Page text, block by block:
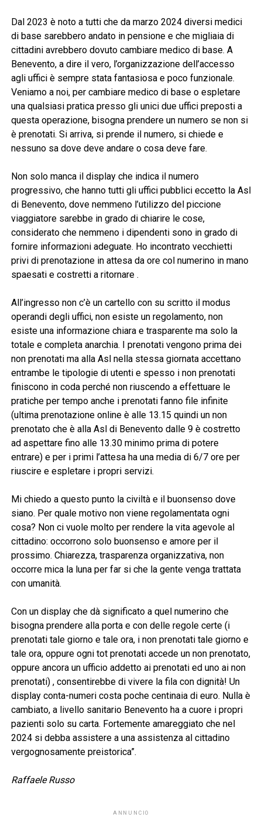
Dal 2023 è noto a tutti che da marzo 2024 diversi medici
di base sarebbero andato in pensione e che migliaia di
cittadini avrebbero dovuto cambiare medico di base. A
Benevento, a dire il vero, l’organizzazione dell’accesso
agli uffici è sempre stata fantasiosa e poco funzionale.
Veniamo a noi, per cambiare medico di base o espletare
una qualsiasi pratica presso gli unici due uffici preposti a
questa operazione, bisogna prendere un numero se non si
è prenotati. Si arriva, si prende il numero, si chiede e
nessuno sa dove deve andare o cosa deve fare.
Non solo manca il display che indica il numero
progressivo, che hanno tutti gli uffici pubblici eccetto la Asl
di Benevento, dove nemmeno l’utilizzo del piccione
viaggiatore sarebbe in grado di chiarire le cose,
considerato che nemmeno i dipendenti sono in grado di
fornire informazioni adeguate. Ho incontrato vecchietti
privi di prenotazione in attesa da ore col numerino in mano
spaesati e costretti a ritornare .
All’ingresso non c’è un cartello con su scritto il modus
operandi degli uffici, non esiste un regolamento, non
esiste una informazione chiara e trasparente ma solo la
totale e completa anarchia. I prenotati vengono prima dei
non prenotati ma alla Asl nella stessa giornata accettano
entrambe le tipologie di utenti e spesso i non prenotati
finiscono in coda perché non riuscendo a effettuare le
pratiche per tempo anche i prenotati fanno file infinite
(ultima prenotazione online è alle 13.15 quindi un non
prenotato che è alla Asl di Benevento dalle 9 è costretto
ad aspettare fino alle 13.30 minimo prima di potere
entrare) e per i primi l’attesa ha una media di 6/7 ore per
riuscire e espletare i propri servizi.
Mi chiedo a questo punto la civiltà e il buonsenso dove
siano. Per quale motivo non viene regolamentata ogni
cosa? Non ci vuole molto per rendere la vita agevole al
cittadino: occorrono solo buonsenso e amore per il
prossimo. Chiarezza, trasparenza organizzativa, non
occorre mica la luna per far si che la gente venga trattata
con umanità.
Con un display che dà significato a quel numerino che
bisogna prendere alla porta e con delle regole certe (i
prenotati tale giorno e tale ora, i non prenotati tale giorno e
tale ora, oppure ogni tot prenotati accede un non prenotato,
oppure ancora un ufficio addetto ai prenotati ed uno ai non
prenotati) , consentirebbe di vivere la fila con dignità! Un
display conta-numeri costa poche centinaia di euro. Nulla è
cambiato, a livello sanitario Benevento ha a cuore i propri
pazienti solo su carta. Fortemente amareggiato che nel
2024 si debba assistere a una assistenza al cittadino
vergognosamente preistorica”.
Raffaele Russo
ANNUNCIO